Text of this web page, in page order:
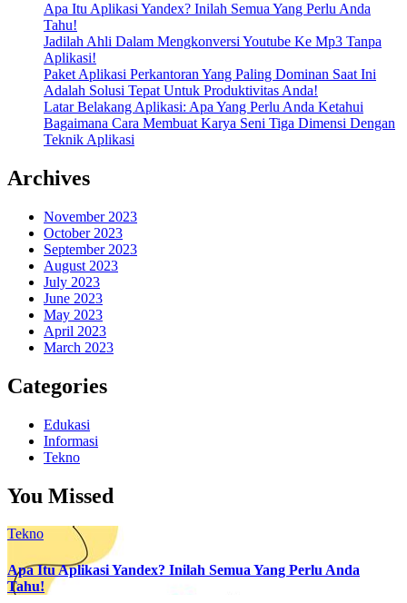
Apa Itu Aplikasi Yandex? Inilah Semua Yang Perlu Anda
Tahu!
Jadilah Ahli Dalam Mengkonversi Youtube Ke Mp3 Tanpa
Aplikasi!
Paket Aplikasi Perkantoran Yang Paling Dominan Saat Ini
Adalah Solusi Tepat Untuk Produktivitas Anda!
Latar Belakang Aplikasi: Apa Yang Perlu Anda Ketahui
Bagaimana Cara Membuat Karya Seni Tiga Dimensi Dengan
Teknik Aplikasi
Archives
November 2023
October 2023
September 2023
August 2023
July 2023
June 2023
May 2023
April 2023
March 2023
Categories
Edukasi
Informasi
Tekno
You Missed
Tekno
Apa Itu Aplikasi Yandex? Inilah Semua Yang Perlu Anda
Tahu!